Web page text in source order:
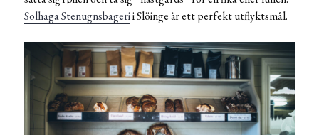
Solhaga Stenugnsbagerii Slöinge är ett perfekt utflyktsmål.